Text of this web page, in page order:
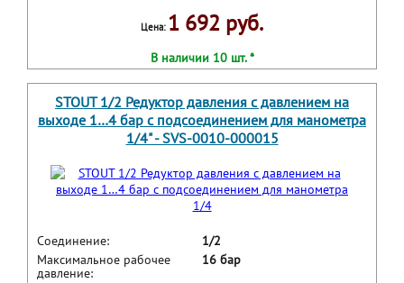
Цена: 1 692 руб.
В наличии 10 шт. *
STOUT 1/2 Редуктор давления с давлением на
выходе 1…4 бар с подсоединением для манометра
1/4" - SVS-0010-000015
Соединение:
1/2
Максимальное рабочее
давление:
16 бар